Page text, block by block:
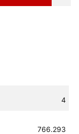
4
766.293